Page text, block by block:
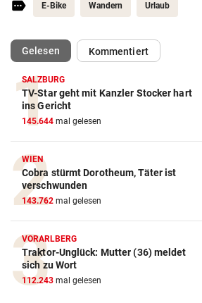
E-Bike Wandern Urlaub
Gelesen(ausgewählt)Kommentiert
SALZBURG
TV-Star geht mit Kanzler Stocker hart
ins Gericht
145.644 mal gelesen
WIEN
Cobra stürmt Dorotheum, Täter ist
verschwunden
143.762 mal gelesen
VORARLBERG
Traktor-Unglück: Mutter (36) meldet
sich zu Wort
112.243 mal gelesen